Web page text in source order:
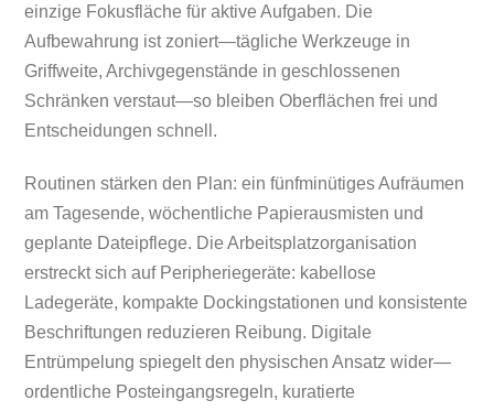
einzige Fokusfläche für aktive Aufgaben. Die
Aufbewahrung ist zoniert—tägliche Werkzeuge in
Griffweite, Archivgegenstände in geschlossenen
Schränken verstaut—so bleiben Oberflächen frei und
Entscheidungen schnell.
Routinen stärken den Plan: ein fünfminütiges Aufräumen
am Tagesende, wöchentliche Papierausmisten und
geplante Dateipflege. Die Arbeitsplatzorganisation
erstreckt sich auf Peripheriegeräte: kabellose
Ladegeräte, kompakte Dockingstationen und konsistente
Beschriftungen reduzieren Reibung. Digitale
Entrümpelung spiegelt den physischen Ansatz wider—
ordentliche Posteingangsregeln, kuratierte